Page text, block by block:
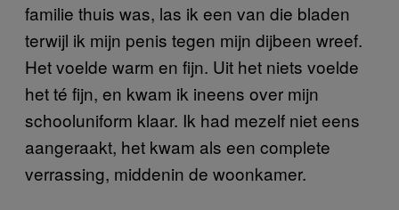
familie thuis was, las ik een van die bladen
terwijl ik mijn penis tegen mijn dijbeen wreef.
Het voelde warm en fijn. Uit het niets voelde
het té fijn, en kwam ik ineens over mijn
schooluniform klaar. Ik had mezelf niet eens
aangeraakt, het kwam als een complete
verrassing, middenin de woonkamer.